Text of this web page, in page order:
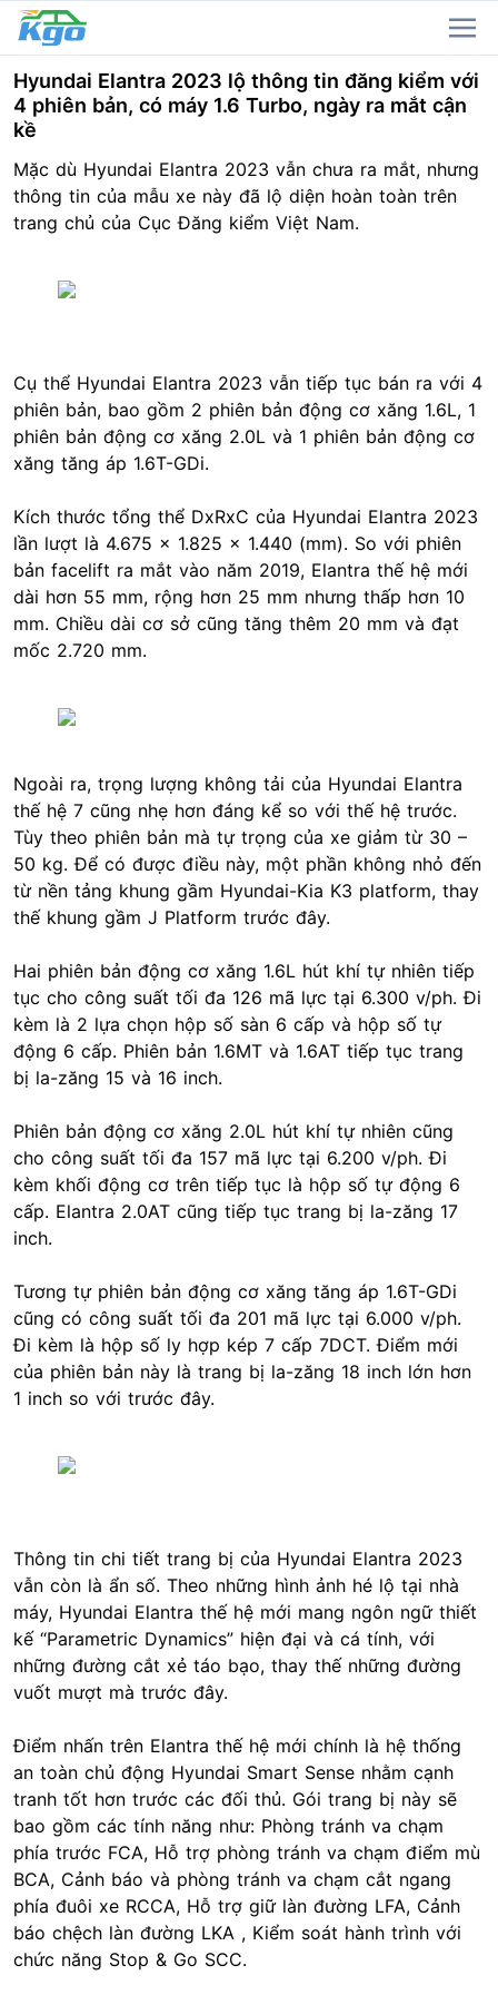
Hyundai Elantra 2023 lộ thông tin đăng kiểm với
4 phiên bản, có máy 1.6 Turbo, ngày ra mắt cận
kề
Mặc dù Hyundai Elantra 2023 vẫn chưa ra mắt, nhưng
thông tin của mẫu xe này đã lộ diện hoàn toàn trên
trang chủ của Cục Đăng kiểm Việt Nam.
Cụ thể Hyundai Elantra 2023 vẫn tiếp tục bán ra với 4
phiên bản, bao gồm 2 phiên bản động cơ xăng 1.6L, 1
phiên bản động cơ xăng 2.0L và 1 phiên bản động cơ
xăng tăng áp 1.6T-GDi.
Kích thước tổng thể DxRxC của Hyundai Elantra 2023
lần lượt là 4.675 x 1.825 x 1.440 (mm). So với phiên
bản facelift ra mắt vào năm 2019, Elantra thế hệ mới
dài hơn 55 mm, rộng hơn 25 mm nhưng thấp hơn 10
mm. Chiều dài cơ sở cũng tăng thêm 20 mm và đạt
mốc 2.720 mm.
Ngoài ra, trọng lượng không tải của Hyundai Elantra
thế hệ 7 cũng nhẹ hơn đáng kể so với thế hệ trước.
Tùy theo phiên bản mà tự trọng của xe giảm từ 30 –
50 kg. Để có được điều này, một phần không nhỏ đến
từ nền tảng khung gầm Hyundai-Kia K3 platform, thay
thế khung gầm J Platform trước đây.
Hai phiên bản động cơ xăng 1.6L hút khí tự nhiên tiếp
tục cho công suất tối đa 126 mã lực tại 6.300 v/ph. Đi
kèm là 2 lựa chọn hộp số sàn 6 cấp và hộp số tự
động 6 cấp. Phiên bản 1.6MT và 1.6AT tiếp tục trang
bị la-zăng 15 và 16 inch.
Phiên bản động cơ xăng 2.0L hút khí tự nhiên cũng
cho công suất tối đa 157 mã lực tại 6.200 v/ph. Đi
kèm khối động cơ trên tiếp tục là hộp số tự động 6
cấp. Elantra 2.0AT cũng tiếp tục trang bị la-zăng 17
inch.
Tương tự phiên bản động cơ xăng tăng áp 1.6T-GDi
cũng có công suất tối đa 201 mã lực tại 6.000 v/ph.
Đi kèm là hộp số ly hợp kép 7 cấp 7DCT. Điểm mới
của phiên bản này là trang bị la-zăng 18 inch lớn hơn
1 inch so với trước đây.
Thông tin chi tiết trang bị của Hyundai Elantra 2023
vẫn còn là ẩn số. Theo những hình ảnh hé lộ tại nhà
máy, Hyundai Elantra thế hệ mới mang ngôn ngữ thiết
kế “Parametric Dynamics” hiện đại và cá tính, với
những đường cắt xẻ táo bạo, thay thế những đường
vuốt mượt mà trước đây.
Điểm nhấn trên Elantra thế hệ mới chính là hệ thống
an toàn chủ động Hyundai Smart Sense nhằm cạnh
tranh tốt hơn trước các đối thủ. Gói trang bị này sẽ
bao gồm các tính năng như: Phòng tránh va chạm
phía trước FCA, Hỗ trợ phòng tránh va chạm điểm mù
BCA, Cảnh báo và phòng tránh va chạm cắt ngang
phía đuôi xe RCCA, Hỗ trợ giữ làn đường LFA, Cảnh
báo chệch làn đường LKA , Kiểm soát hành trình với
chức năng Stop & Go SCC.